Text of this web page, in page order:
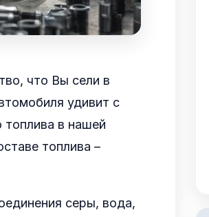
что Вы сели в
удивит с
топлива в нашей
топлива –
серы, вода,